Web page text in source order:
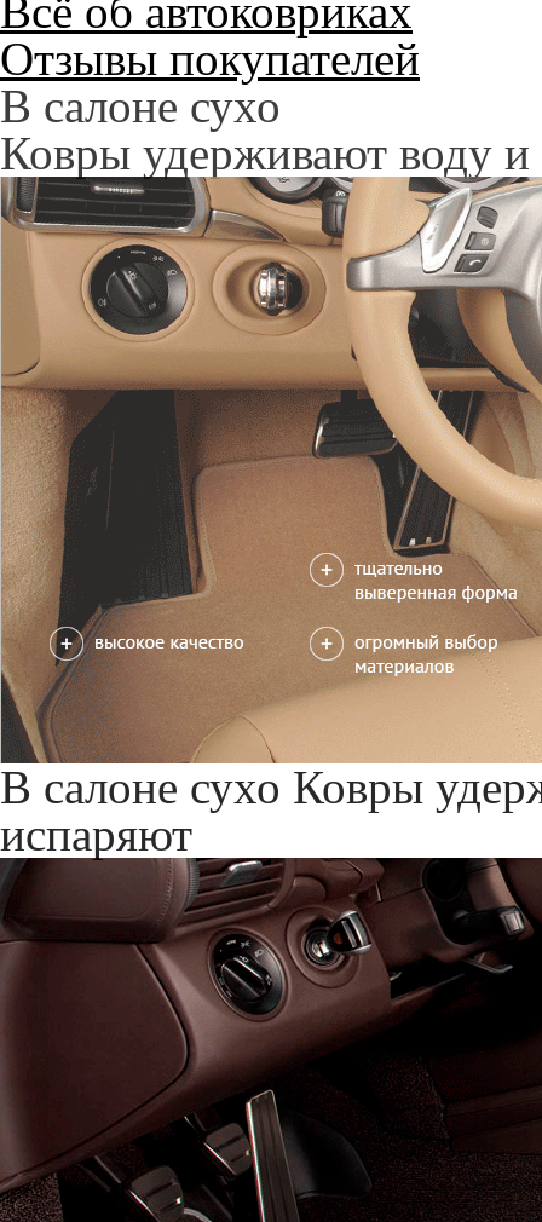
Всё об автоковриках
Отзывы покупателей
Служат до 10 лет
Только качественные
Служат до 10 лет Только
материалы
Фотогалерея
Коврики EVA